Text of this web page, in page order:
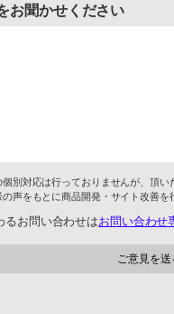
お聞かせください
別対応は行っておりませんが、頂
声をもとに商品開発・サイト改善を
るお問い合わせはお問い合わせ